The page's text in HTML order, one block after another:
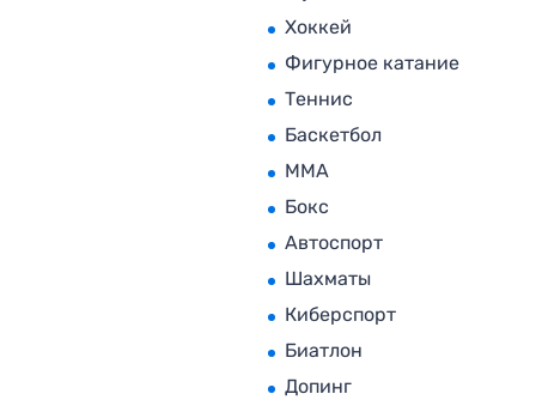
Хоккей
Фигурное катание
Теннис
Баскетбол
MMA
Бокс
Автоспорт
Шахматы
Киберспорт
Биатлон
Допинг